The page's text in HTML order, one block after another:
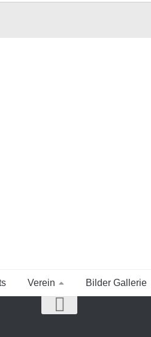
Verein Bilder Gallerie